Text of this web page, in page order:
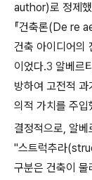
author)로 정제
『건축론(De re
건축 아이디어의
이었다.3 알베르
방하여 고전적
의적 가치를 주입
결정적으로, 알
"스트럭추라
구분은 건축이 물